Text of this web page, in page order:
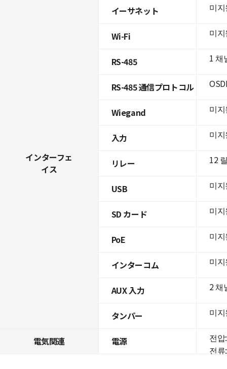
インターフェ
イス
イーサネット
Wi-Fi
RS-485
RS-485 通信プロトコル
Wiegand
入力
リレー
USB
SD カード
PoE
インターコム
AUX 入力
タンパー
電気関連 電源
미
미
1 채
미
미
12
미
미
미
미
2 채
미
전압
전류